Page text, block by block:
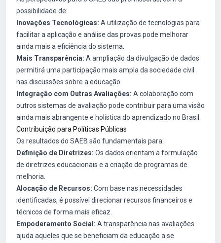
possibilidade de:
Inovações Tecnológicas: A utilização de tecnologias para
facilitar a aplicação e análise das provas pode melhorar
ainda mais a eficiência do sistema.
Mais Transparência: A ampliação da divulgação de dados
permitirá uma participação mais ampla da sociedade civil
nas discussões sobre a educação.
Integração com Outras Avaliações: A colaboração com
outros sistemas de avaliação pode contribuir para uma visão
ainda mais abrangente e holística do aprendizado no Brasil.
Contribuição para Políticas Públicas
Os resultados do SAEB são fundamentais para:
Definição de Diretrizes: Os dados orientam a formulação
de diretrizes educacionais e a criação de programas de
melhoria.
Alocação de Recursos: Com base nas necessidades
identificadas, é possível direcionar recursos financeiros e
técnicos de forma mais eficaz.
Empoderamento Social: A transparência nas avaliações
ajuda aqueles que se beneficiam da educação a se